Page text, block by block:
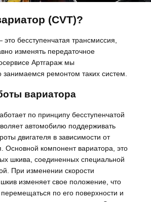
(CVT)?
бесступенчатая трансмиссия,
изменять передаточное
Артгараж мы
занимаемся ремонтом таких систем.
вариатора
по принципу бесступенчатой
автомобилю поддерживать
двигателя в зависимости от
Основной компонент вариатора, это
шкива, соединенных специальной
При изменении скорости
изменяет свое положение, что
по его поверхности и